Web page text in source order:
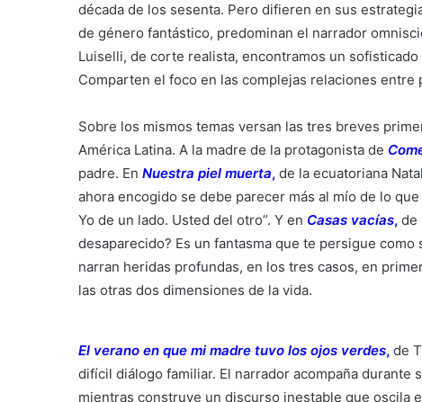
década de los sesenta. Pero difieren en sus
de género fantástico, predominan el narrador
Luiselli, de corte realista, encontramos un
Comparten el foco en las complejas relaciones
Sobre los mismos temas versan las tres breves
América Latina. A la madre de la protagonista de
padre. En Nuestra piel muerta, de la ecuatoriana
ahora encogido se debe parecer más al mío de lo
Yo de un lado. Usted del otro”. Y en Casas vacías, de
desaparecido? Es un fantasma que te persigue
narran heridas profundas, en los tres casos, en
las otras dos dimensiones de la vida.
El verano en que mi madre tuvo los ojos verdes, de
difícil diálogo familiar. El narrador acompaña durante
mientras construye un discurso inestable que oscila